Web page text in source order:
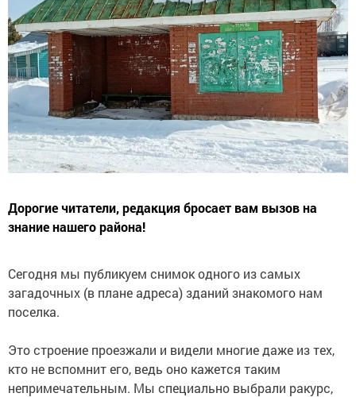
Дорогие читатели, редакция бросает вам вызов на
знание нашего района!
Сегодня мы публикуем снимок одного из самых
загадочных (в плане адреса) зданий знакомого нам
поселка.
Это строение проезжали и видели многие даже из тех,
кто не вспомнит его, ведь оно кажется таким
непримечательным. Мы специально выбрали ракурс,